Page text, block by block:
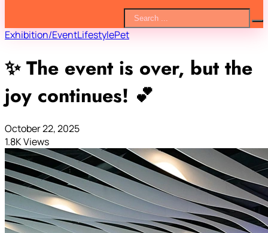
Exhibition/EventLifestylePet
✨ The event is over, but the
joy continues! 💕
October 22, 2025
1.8K Views